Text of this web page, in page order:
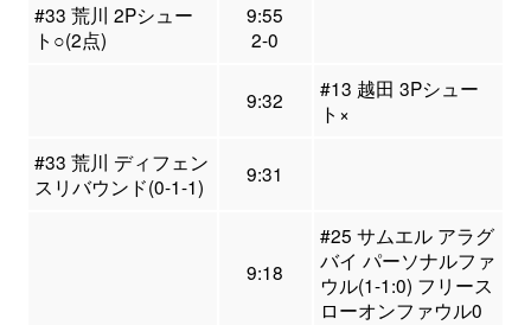
#33 荒川 2Pシュー
ト○(2点)
9:55
2-0
9:32
#13 越田 3Pシュー
ト×
#33 荒川 ディフェン
スリバウンド(0-1-1)
9:31
9:18
#25 サムエル アラグ
バイ パーソナルファ
ウル(1-1:0) フリース
ローオンファウル0